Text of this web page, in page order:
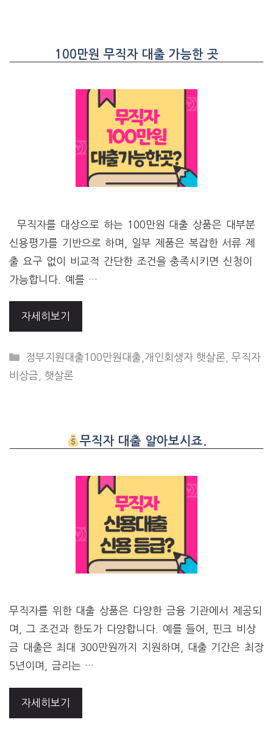
100만원 무직자 대출 가능한 곳
무직자를 대상으로 하는 100만원 대출 상품은 대부분
신용평가를 기반으로 하며, 일부 제품은 복잡한 서류 제
출 요구 없이 비교적 간단한 조건을 충족시키면 신청이
가능합니다. 예를 …
자세히보기
CATEGORIES
정부지원대출100만원대출,개인회생자 햇살론 ,무직자
비상금
햇살론
무직자 대출 알아보시죠.
무직자를 위한 대출 상품은 다양한 금융 기관에서 제공되
며, 그 조건과 한도가 다양합니다. 예를 들어, 핀크 비상
금 대출은 최대 300만원까지 지원하며, 대출 기간은 최장
5년이며, 금리는 …
자세히보기